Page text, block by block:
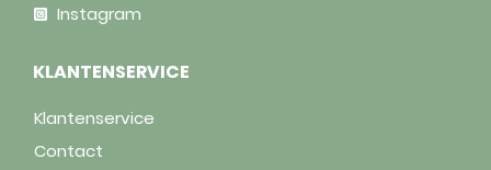
Instagram
KLANTENSERVICE
Klantenservice
Contact